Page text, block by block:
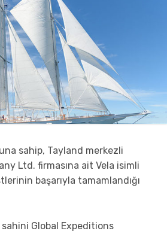
sahip, Tayland merkezli
Ltd. firmasına ait Vela isimli
başarıyla tamamlandığı
Global Expeditions